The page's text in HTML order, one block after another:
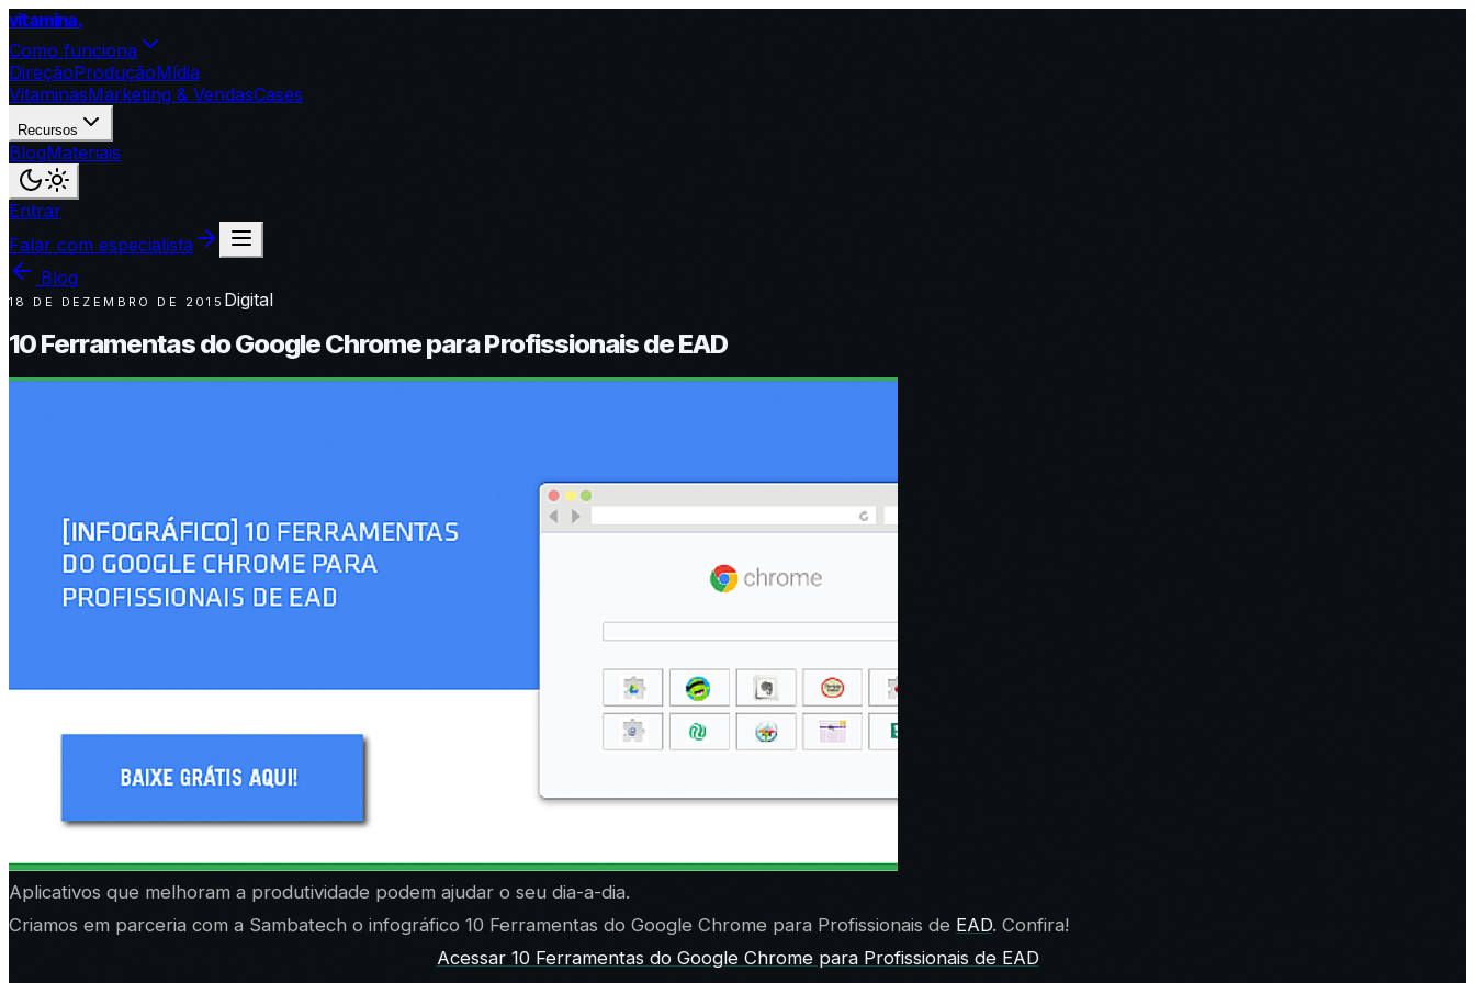
vitamina.
Como funciona
DireçãoProduçãoMídia
VitaminasMarketing & VendasCases
Recursos
BlogMateriais
Entrar
Falar com especialista
Blog
18 DE DEZEMBRO DE 2015 Digital
10 Ferramentas do Google Chrome para Profissionais de EAD
Aplicativos que melhoram a produtividade podem ajudar o seu dia-a-dia.
Criamos em parceria com a Sambatech o infográfico 10 Ferramentas do Google Chrome para Profissionais de EAD. Confira!
Acessar 10 Ferramentas do Google Chrome para Profissionais de EAD